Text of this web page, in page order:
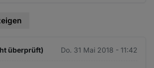
überprüft) Do. 31 Mai 2018 - 11:42